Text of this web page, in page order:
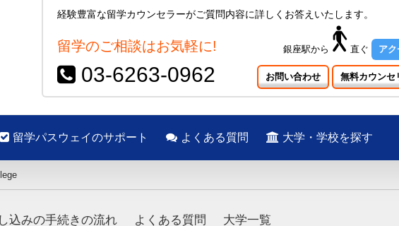
経験豊富な留学カウンセラーがご質問内容に詳しくお答えいたします。
留学のご相談はお気軽に!
03-6263-0962
銀座駅から 直ぐ ア
お問い合わせ 無料カウンセ
留学パスウェイのサポート よくある質問 大学・学校を探す
込みの手続きの流れ よくある質問 大学一覧